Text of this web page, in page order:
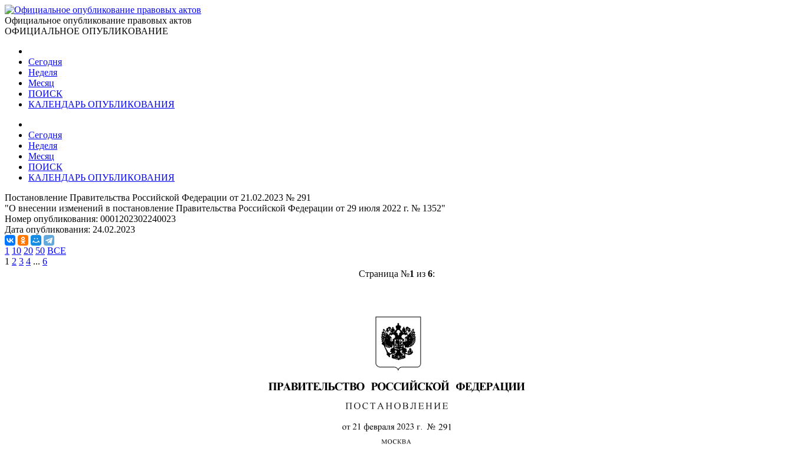
Официальное опубликование правовых актов
ОФИЦИАЛЬНОЕ ОПУБЛИКОВАНИЕ
Сегодня
Неделя
Месяц
ПОИСК
КАЛЕНДАРЬ ОПУБЛИКОВАНИЯ
Сегодня
Неделя
Месяц
ПОИСК
КАЛЕНДАРЬ ОПУБЛИКОВАНИЯ
Постановление Правительства Российской Федерации от 21.02.2023 № 291
"О внесении изменений в постановление Правительства Российской Федерации от 29 июля 2022 г. № 1352"
Номер опубликования: 0001202302240023
Дата опубликования: 24.02.2023
1 10 20 50 ВСЕ
1 2 3 4 ... 6
Страница №1 из 6: